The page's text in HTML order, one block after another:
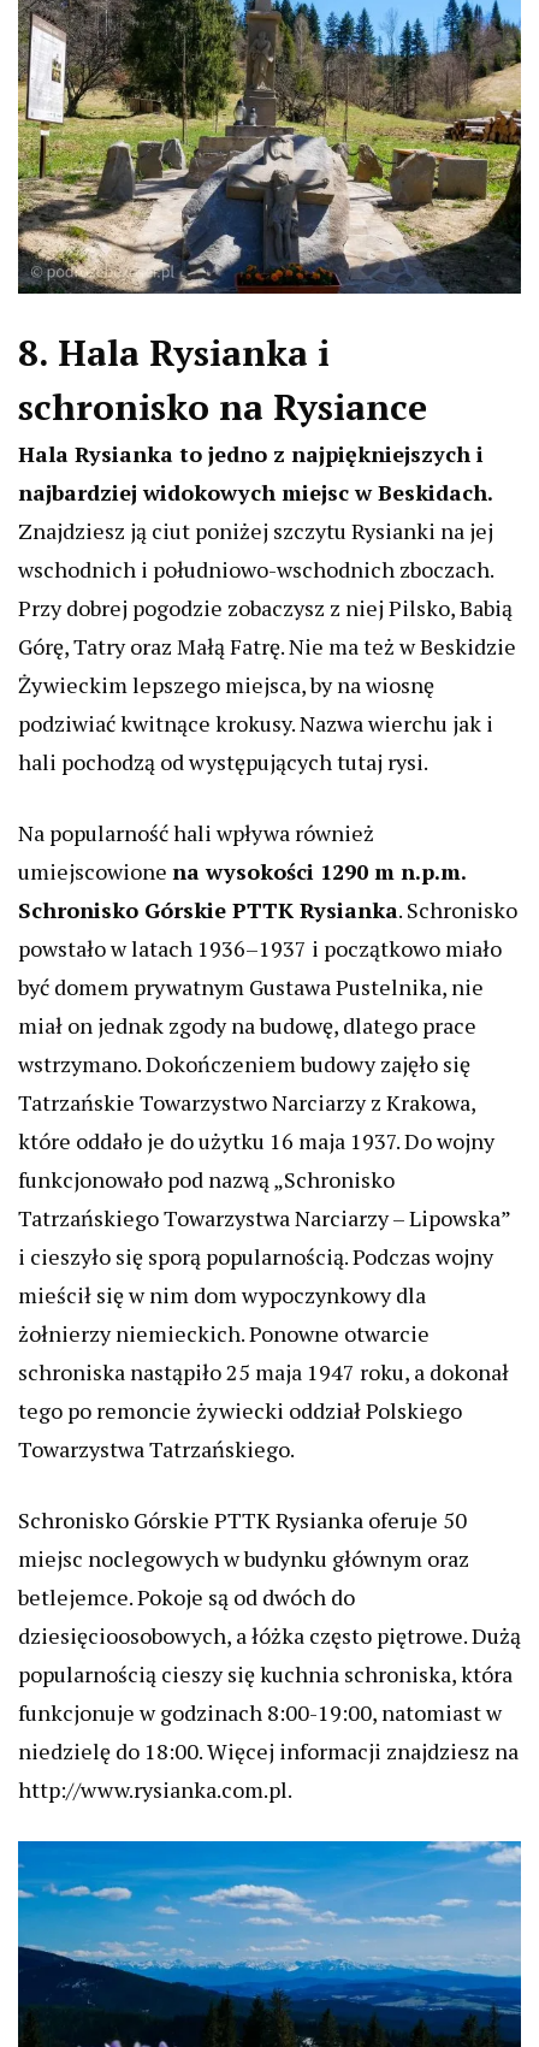
8. Hala Rysianka i
schronisko na Rysiance
Hala Rysianka to jedno z najpiękniejszych i
najbardziej widokowych miejsc w Beskidach.
Znajdziesz ją ciut poniżej szczytu Rysianki na jej
wschodnich i południowo-wschodnich zboczach.
Przy dobrej pogodzie zobaczysz z niej Pilsko, Babią
Górę, Tatry oraz Małą Fatrę. Nie ma też w Beskidzie
Żywieckim lepszego miejsca, by na wiosnę
podziwiać kwitnące krokusy. Nazwa wierchu jak i
hali pochodzą od występujących tutaj rysi.
Na popularność hali wpływa również
umiejscowione na wysokości 1290 m n.p.m.
Schronisko Górskie PTTK Rysianka. Schronisko
powstało w latach 1936–1937 i początkowo miało
być domem prywatnym Gustawa Pustelnika, nie
miał on jednak zgody na budowę, dlatego prace
wstrzymano. Dokończeniem budowy zajęło się
Tatrzańskie Towarzystwo Narciarzy z Krakowa,
które oddało je do użytku 16 maja 1937. Do wojny
funkcjonowało pod nazwą „Schronisko
Tatrzańskiego Towarzystwa Narciarzy – Lipowska”
i cieszyło się sporą popularnością. Podczas wojny
mieścił się w nim dom wypoczynkowy dla
żołnierzy niemieckich. Ponowne otwarcie
schroniska nastąpiło 25 maja 1947 roku, a dokonał
tego po remoncie żywiecki oddział Polskiego
Towarzystwa Tatrzańskiego.
Schronisko Górskie PTTK Rysianka oferuje 50
miejsc noclegowych w budynku głównym oraz
betlejemce. Pokoje są od dwóch do
dziesięcioosobowych, a łóżka często piętrowe. Dużą
popularnością cieszy się kuchnia schroniska, która
funkcjonuje w godzinach 8:00-19:00, natomiast w
niedzielę do 18:00. Więcej informacji znajdziesz na
http://www.rysianka.com.pl.